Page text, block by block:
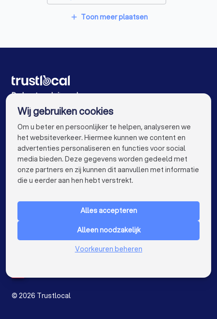
Schrijnwerkers in Hasselt Kermt
Schrijnwerkers in Riemst
Schrijnwerkers in Zonhoven
Schrijnwerkers in Antwerpen
Schrijnwerkers in Gent
Schrijnwerkers in Brugge
Schrijnwerkers in Leuven
Schrijnwerkers in Aalst
Schrijnwerkers in Mechelen
Schrijnwerkers in Sint-Niklaas
Schrijnwerkers in Genk
Schrijnwerkers in Roeselare
Schrijnwerkers in Beveren
add Toon meer plaatsen
De beste schrijnwerkers voor u
VOOR PARTICULIEREN keyboard_arrow_down
Nederland
© 2026 Trustlocal
Wij gebruiken cookies
Om u beter en persoonlijker te helpen, analyseren we
het websiteverkeer. Hiermee kunnen we content en
advertenties personaliseren en functies voor social
media bieden. Deze gegevens worden gedeeld met
onze partners en zij kunnen dit aanvullen met informatie
die u eerder aan hen hebt verstrekt.
Alles accepteren
Alleen noodzakelijk
Voorkeuren beheren